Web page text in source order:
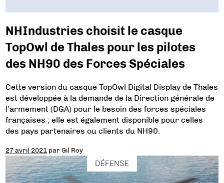
NHIndustries choisit le casque
TopOwl de Thales pour les pilotes
des NH90 des Forces Spéciales
Cette version du casque TopOwl Digital Display de Thales
est développée à la demande de la Direction générale de
l’armement (DGA) pour le besoin des forces spéciales
françaises ; elle est également disponible pour celles
des pays partenaires ou clients du NH90.
27 avril 2021 parGil Roy
DÉFENSE